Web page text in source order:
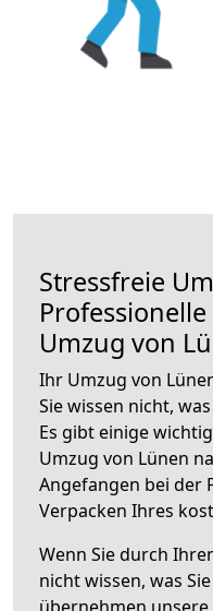
Stressfreie
Umzug von
Ihr Umzug von
Sie wissen nicht,
Es gibt einige
Umzug von Lünen
Angefangen bei der
Verpacken Ihres
Wenn Sie durch
nicht wissen, was